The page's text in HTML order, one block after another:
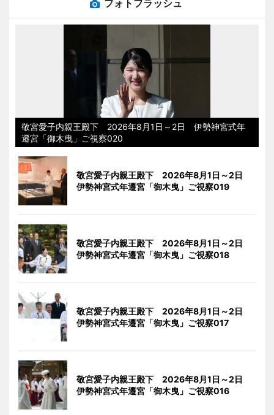
フォトフラッシュ
敬宮愛子内親王殿下 2026年8月1日～2日 伊勢神宮式年
遷宮「御木曳」ご視察020
敬宮愛子内親王殿下 2026年8月1日～2日
伊勢神宮式年遷宮「御木曳」ご視察019
敬宮愛子内親王殿下 2026年8月1日～2日
伊勢神宮式年遷宮「御木曳」ご視察018
敬宮愛子内親王殿下 2026年8月1日～2日
伊勢神宮式年遷宮「御木曳」ご視察017
敬宮愛子内親王殿下 2026年8月1日～2日
伊勢神宮式年遷宮「御木曳」ご視察016